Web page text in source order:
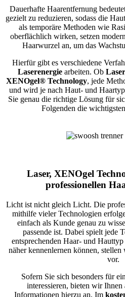
Dauerhafte Haarentfernung
gezielt zu reduzieren, sodass die
als temporäre Methoden wie
oberflächlich wirken, setzen
Haarwurzel an, um das
Hierfür gibt es verschiedene
Laserenergiearbeiten. Ob
XENOgel® Technology, jede
und wird je nach Haut- und
Sie genau die richtige Lösung für
Folgenden die
Laser, XENOgel
professionellen
Licht ist nicht gleich Licht. Die
mithilfe vieler Technologien
einfach als Kunde genau zu
passende ist. Dabei spielt jede
entsprechenden Haar- und
näher kennenlernen können,
vor.
Sofern Sie sich besonders für
interessieren, bieten wir
Informationen hierzu an. Im